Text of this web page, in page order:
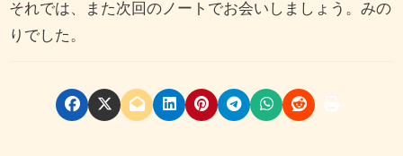
それでは、また次回のノートでお会いしましょう。みの
りでした。